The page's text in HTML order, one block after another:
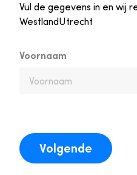
Vul de gegevens in en wij
WestlandUtrecht
Voornaam
Volgende